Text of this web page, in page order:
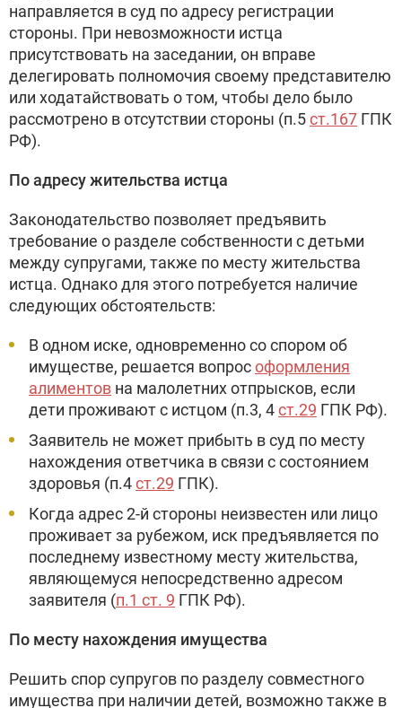
направляется в суд по адресу регистрации
стороны. При невозможности истца
присутствовать на заседании, он вправе
делегировать полномочия своему представителю
или ходатайствовать о том, чтобы дело было
рассмотрено в отсутствии стороны (п.5ст.167 ГПК
РФ).
По адресу жительства истца
Законодательство позволяет предъявить
требование о разделе собственности с детьми
между супругами, также по месту жительства
истца. Однако для этого потребуется наличие
следующих обстоятельств:
В одном иске, одновременно со спором об
имуществе, решается вопрософормления
алиментов на малолетних отпрысков, если
дети проживают с истцом (п.3, 4ст.29 ГПК РФ).
Заявитель не может прибыть в суд по месту
нахождения ответчика в связи с состоянием
здоровья (п.4ст.29 ГПК).
Когда адрес 2-й стороны неизвестен или лицо
проживает за рубежом, иск предъявляется по
последнему известному месту жительства,
являющемуся непосредственно адресом
заявителя (п.1 ст. 9 ГПК РФ).
По месту нахождения имущества
Решить спор супругов по разделу совместного
имущества при наличии детей, возможно также в